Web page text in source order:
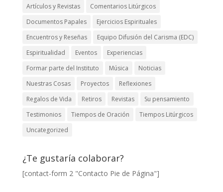
Artículos y Revistas
Comentarios Litúrgicos
Documentos Papales
Ejercicios Espirituales
Encuentros y Reseñas
Equipo Difusión del Carisma (EDC)
Espiritualidad
Eventos
Experiencias
Formar parte del Instituto
Música
Noticias
Nuestras Cosas
Proyectos
Reflexiones
Regalos de Vida
Retiros Revistas
Su pensamiento
Testimonios
Tiempos de Oración
Tiempos Litúrgicos
Uncategorized
¿Te gustaría colaborar?
[contact-form 2 "Contacto Pie de Página"]